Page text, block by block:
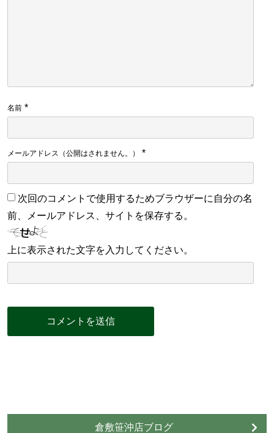
名前 *
メールアドレス（公開はされません。） *
次回のコメントで使用するためブラウザーに自分の名
前、メールアドレス、サイトを保存する。
上に表示された文字を入力してください。
倉敷笹沖店ブログ